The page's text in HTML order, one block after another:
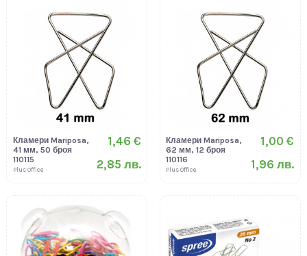
Кламери Mariposa,
41 мм, 50 броя
110115
Plus Office
1,46 €
2,85 лв.
Кламери Mariposa,
62 мм, 12 броя
110116
Plus Office
1,00 €
1,96 лв.